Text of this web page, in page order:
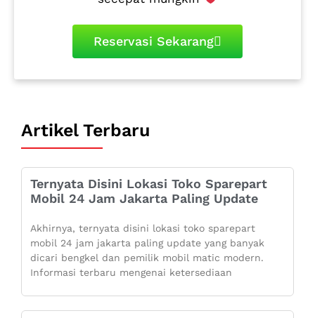
Reservasi Sekarang
Artikel Terbaru
Ternyata Disini Lokasi Toko Sparepart
Mobil 24 Jam Jakarta Paling Update
Akhirnya, ternyata disini lokasi toko sparepart
mobil 24 jam jakarta paling update yang banyak
dicari bengkel dan pemilik mobil matic modern.
Informasi terbaru mengenai ketersediaan